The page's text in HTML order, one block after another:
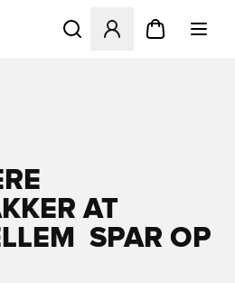
Åbner en Modal til at
AT
 SPAR OP